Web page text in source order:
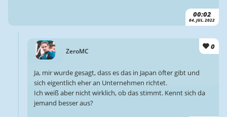
00:02
04. JUL. 2022
ZeroMC
0
Ja, mir wurde gesagt, dass es das in Japan öfter gibt und
sich eigentlich eher an Unternehmen richtet.
Ich weiß aber nicht wirklich, ob das stimmt. Kennt sich da
jemand besser aus?